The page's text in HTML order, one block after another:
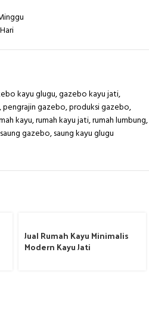
kayu glugu,gazebo kayu jati,
,pengrajin gazebo,produksi gazebo,
kayu,rumah kayu jati,rumah lumbung,
saung gazebo,saung kayu glugu
Jual Rumah Kayu Minimalis
Modern Kayu Jati